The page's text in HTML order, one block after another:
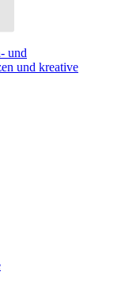
und
und kreative